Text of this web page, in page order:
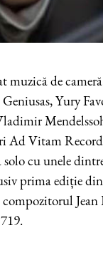
muzică de
Yury
Ad Vitam
cu unele
prima ediție